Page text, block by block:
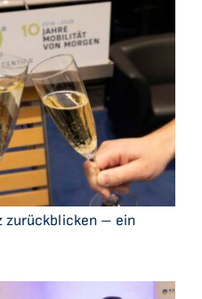
zurückblicken – ein